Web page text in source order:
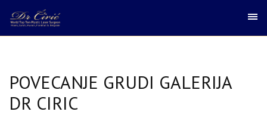
POVECANJE GRUDI GALERIJA
DR CIRIC